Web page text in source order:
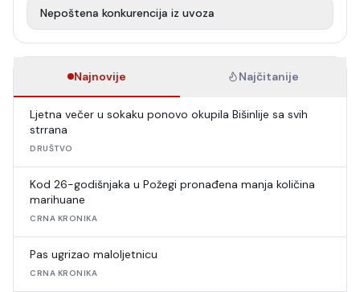
Nepoštena konkurencija iz uvoza
Najnovije Najčitanije
Ljetna večer u sokaku ponovo okupila Bišinlije sa svih
strrana
DRUŠTVO
Kod 26-godišnjaka u Požegi pronađena manja količina
marihuane
CRNA KRONIKA
Pas ugrizao maloljetnicu
CRNA KRONIKA